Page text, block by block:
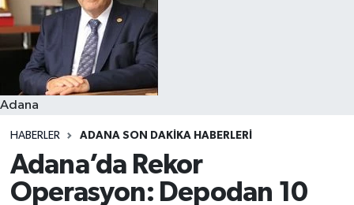
Adana
HABERLER ADANA SON DAKIKA HABERLERI
Adana’da Rekor
Operasyon: Depodan 10
Resmi İlanlar